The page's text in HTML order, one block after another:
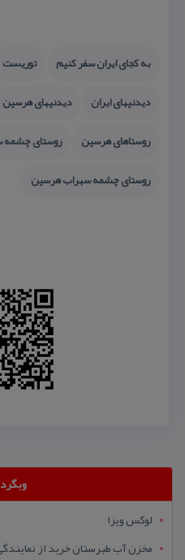
به كجای ایران سفر كنیم توریست
دیدنیهای ایران
دیدنیهای هرسین
روستاهای هرسین
روستای چشمه
روستای چشمه سهراب هرسین
لوکس ویزا
مخزن آب طبرستان خرید از